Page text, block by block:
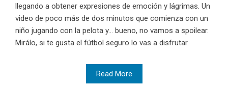
llegando a obtener expresiones de emoción y lágrimas. Un
video de poco más de dos minutos que comienza con un
niño jugando con la pelota y... bueno, no vamos a spoilear.
Mirálo, si te gusta el fútbol seguro lo vas a disfrutar.
Read More